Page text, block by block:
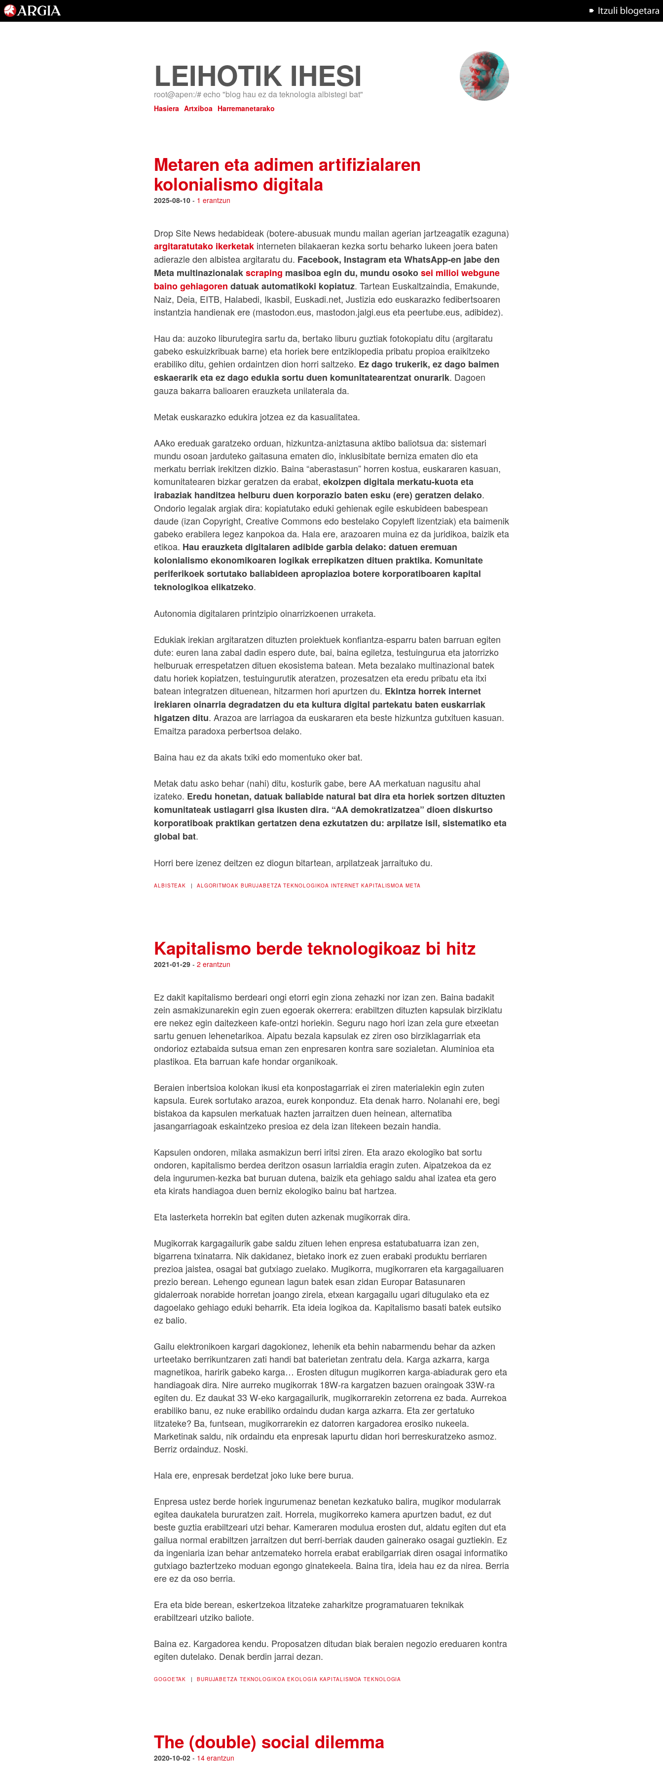
LEIHOTIK IHESI
root@apen:/# echo "blog hau ez da teknologia albistegi bat"
Hasiera Artxiboa Harremanetarako
Metaren eta adimen artifizialaren
kolonialismo digitala
2025-08-10 - 1 erantzun
Drop Site News hedabideak (botere-abusuak mundu mailan agerian jartzeagatik ezaguna)
argitaratutako ikerketak interneten bilakaeran kezka sortu beharko lukeen joera baten
adierazle den albistea argitaratu du. Facebook, Instagram eta WhatsApp-en jabe den
Meta multinazionalakscraping masiboa egin du, mundu osokosei milioi webgune
baino gehiagoren datuak automatikoki kopiatuz. Tartean Euskaltzaindia, Emakunde,
Naiz, Deia, EITB, Halabedi, Ikasbil, Euskadi.net, Justizia edo euskarazko fedibertsoaren
instantzia handienak ere (mastodon.eus, mastodon.jalgi.eus eta peertube.eus, adibidez).
Hau da: auzoko liburutegira sartu da, bertako liburu guztiak fotokopiatu ditu (argitaratu
gabeko eskuizkribuak barne) eta horiek bere entziklopedia pribatu propioa eraikitzeko
erabiliko ditu, gehien ordaintzen dion horri saltzeko. Ez dago trukerik, ez dago baimen
eskaerarik eta ez dago edukia sortu duen komunitatearentzat onurarik. Dagoen
gauza bakarra balioaren erauzketa unilaterala da.
Metak euskarazko edukira jotzea ez da kasualitatea.
AAko ereduak garatzeko orduan, hizkuntza-aniztasuna aktibo baliotsua da: sistemari
mundu osoan jarduteko gaitasuna ematen dio, inklusibitate berniza ematen dio eta
merkatu berriak irekitzen dizkio. Baina “aberastasun” horren kostua, euskararen kasuan,
komunitatearen bizkar geratzen da erabat, ekoizpen digitala merkatu-kuota eta
irabaziak handitzea helburu duen korporazio baten esku (ere) geratzen delako.
Ondorio legalak argiak dira: kopiatutako eduki gehienak egile eskubideen babespean
daude (izan Copyright, Creative Commons edo bestelako Copyleft lizentziak) eta baimenik
gabeko erabilera legez kanpokoa da. Hala ere, arazoaren muina ez da juridikoa, baizik eta
etikoa. Hau erauzketa digitalaren adibide garbia delako: datuen eremuan
kolonialismo ekonomikoaren logikak errepikatzen dituen praktika. Komunitate
periferikoek sortutako baliabideen apropiazioa botere korporatiboaren kapital
teknologikoa elikatzeko.
Autonomia digitalaren printzipio oinarrizkoenen urraketa.
Edukiak irekian argitaratzen dituzten proiektuek konfiantza-esparru baten barruan egiten
dute: euren lana zabal dadin espero dute, bai, baina egiletza, testuingurua eta jatorrizko
helburuak errespetatzen dituen ekosistema batean. Meta bezalako multinazional batek
datu horiek kopiatzen, testuingurutik ateratzen, prozesatzen eta eredu pribatu eta itxi
batean integratzen dituenean, hitzarmen hori apurtzen du. Ekintza horrek internet
irekiaren oinarria degradatzen du eta kultura digital partekatu baten euskarriak
higatzen ditu. Arazoa are larriagoa da euskararen eta beste hizkuntza gutxituen kasuan.
Emaitza paradoxa perbertsoa delako.
Baina hau ez da akats txiki edo momentuko oker bat.
Metak datu asko behar (nahi) ditu, kosturik gabe, bere AA merkatuan nagusitu ahal
izateko. Eredu honetan, datuak baliabide natural bat dira eta horiek sortzen dituzten
komunitateak ustiagarri gisa ikusten dira. “AA demokratizatzea” dioen diskurtso
korporatiboak praktikan gertatzen dena ezkutatzen du: arpilatze isil, sistematiko eta
global bat.
Horri bere izenez deitzen ez diogun bitartean, arpilatzeak jarraituko du.
ALBISTEAK | ALGORITMOAK BURUJABETZA TEKNOLOGIKOA INTERNET KAPITALISMOA META
Kapitalismo berde teknologikoaz bi hitz
2021-01-29 - 2 erantzun
Ez dakit kapitalismo berdeari ongi etorri egin ziona zehazki nor izan zen. Baina badakit
zein asmakizunarekin egin zuen egoerak okerrera: erabiltzen dituzten kapsulak birziklatu
ere nekez egin daitezkeen kafe-ontzi horiekin. Seguru nago hori izan zela gure etxeetan
sartu genuen lehenetarikoa. Aipatu bezala kapsulak ez ziren oso birziklagarriak eta
ondorioz eztabaida sutsua eman zen enpresaren kontra sare sozialetan. Aluminioa eta
plastikoa. Eta barruan kafe hondar organikoak.
Beraien inbertsioa kolokan ikusi eta konpostagarriak ei ziren materialekin egin zuten
kapsula. Eurek sortutako arazoa, eurek konponduz. Eta denak harro. Nolanahi ere, begi
bistakoa da kapsulen merkatuak hazten jarraitzen duen heinean, alternatiba
jasangarriagoak eskaintzeko presioa ez dela izan litekeen bezain handia.
Kapsulen ondoren, milaka asmakizun berri iritsi ziren. Eta arazo ekologiko bat sortu
ondoren, kapitalismo berdea deritzon osasun larrialdia eragin zuten. Aipatzekoa da ez
dela ingurumen-kezka bat buruan dutena, baizik eta gehiago saldu ahal izatea eta gero
eta kirats handiagoa duen berniz ekologiko bainu bat hartzea.
Eta lasterketa horrekin bat egiten duten azkenak mugikorrak dira.
Mugikorrak kargagailurik gabe saldu zituen lehen enpresa estatubatuarra izan zen,
bigarrena txinatarra. Nik dakidanez, bietako inork ez zuen erabaki produktu berriaren
prezioa jaistea, osagai bat gutxiago zuelako. Mugikorra, mugikorraren eta kargagailuaren
prezio berean. Lehengo egunean lagun batek esan zidan Europar Batasunaren
gidalerroak norabide horretan joango zirela, etxean kargagailu ugari ditugulako eta ez
dagoelako gehiago eduki beharrik. Eta ideia logikoa da. Kapitalismo basati batek eutsiko
ez balio.
Gailu elektronikoen kargari dagokionez, lehenik eta behin nabarmendu behar da azken
urteetako berrikuntzaren zati handi bat baterietan zentratu dela. Karga azkarra, karga
magnetikoa, haririk gabeko karga… Erosten ditugun mugikorren karga-abiadurak gero eta
handiagoak dira. Nire aurreko mugikorrak 18W-ra kargatzen bazuen oraingoak 33W-ra
egiten du. Ez daukat 33 W-eko kargagailurik, mugikorrarekin zetorrena ez bada. Aurrekoa
erabiliko banu, ez nuke erabiliko ordaindu dudan karga azkarra. Eta zer gertatuko
litzateke? Ba, funtsean, mugikorrarekin ez datorren kargadorea erosiko nukeela.
Marketinak saldu, nik ordaindu eta enpresak lapurtu didan hori berreskuratzeko asmoz.
Berriz ordainduz. Noski.
Hala ere, enpresak berdetzat joko luke bere burua.
Enpresa ustez berde horiek ingurumenaz benetan kezkatuko balira, mugikor modularrak
egitea daukatela bururatzen zait. Horrela, mugikorreko kamera apurtzen badut, ez dut
beste guztia erabiltzeari utzi behar. Kameraren modulua erosten dut, aldatu egiten dut eta
gailua normal erabiltzen jarraitzen dut berri-berriak dauden gainerako osagai guztiekin. Ez
da ingeniaria izan behar antzemateko horrela erabat erabilgarriak diren osagai informatiko
gutxiago baztertzeko moduan egongo ginatekeela. Baina tira, ideia hau ez da nirea. Berria
ere ez da oso berria.
Era eta bide berean, eskertzekoa litzateke zaharkitze programatuaren teknikak
erabiltzeari utziko baliote.
Baina ez. Kargadorea kendu. Proposatzen ditudan biak beraien negozio ereduaren kontra
egiten dutelako. Denak berdin jarrai dezan.
GOGOETAK | BURUJABETZA TEKNOLOGIKOA EKOLOGIA KAPITALISMOA TEKNOLOGIA
The (double) social dilemma
2020-10-02 - 14 erantzun